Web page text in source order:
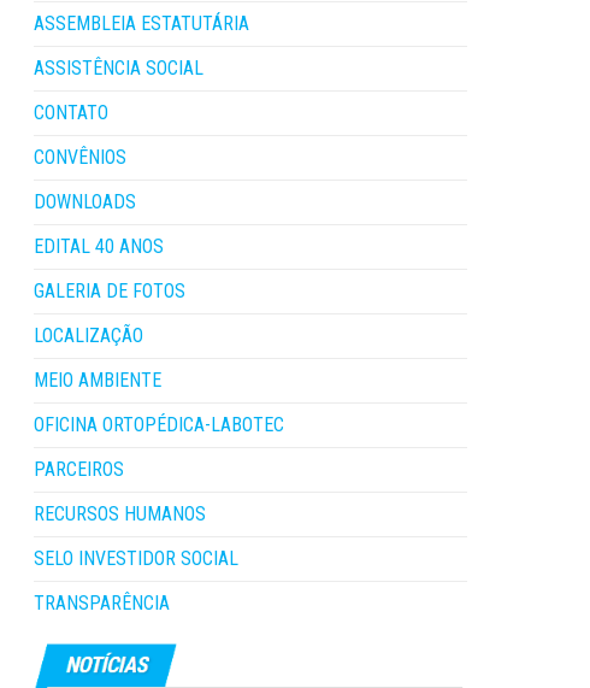
ASSEMBLEIA ESTATUTÁRIA
ASSISTÊNCIA SOCIAL
CONTATO
CONVÊNIOS
DOWNLOADS
EDITAL 40 ANOS
GALERIA DE FOTOS
LOCALIZAÇÃO
MEIO AMBIENTE
OFICINA ORTOPÉDICA-LABOTEC
PARCEIROS
RECURSOS HUMANOS
SELO INVESTIDOR SOCIAL
TRANSPARÊNCIA